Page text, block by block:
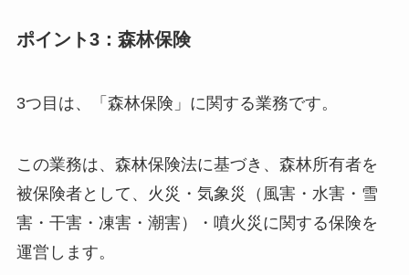
ポイント3：森林保険
3つ目は、「森林保険」に関する業務です。
この業務は、森林保険法に基づき、森林所有者を
被保険者として、火災・気象災（風害・水害・雪
害・干害・凍害・潮害）・噴火災に関する保険を
運営します。